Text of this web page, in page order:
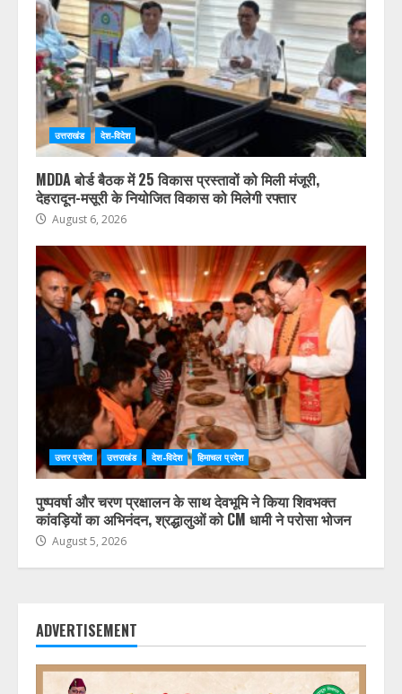
उत्तराखंड देश-विदेश
MDDA बोर्ड बैठक में 25 विकास प्रस्तावों को मिली मंजूरी,
देहरादून-मसूरी के नियोजित विकास को मिलेगी रफ्तार
August 6, 2026
उत्तर प्रदेश उत्तराखंड देश-विदेश हिमाचल प्रदेश
पुष्पवर्षा और चरण प्रक्षालन के साथ देवभूमि ने किया शिवभक्त
कांवड़ियों का अभिनंदन, श्रद्धालुओं को CM धामी ने परोसा भोजन
August 5, 2026
ADVERTISEMENT